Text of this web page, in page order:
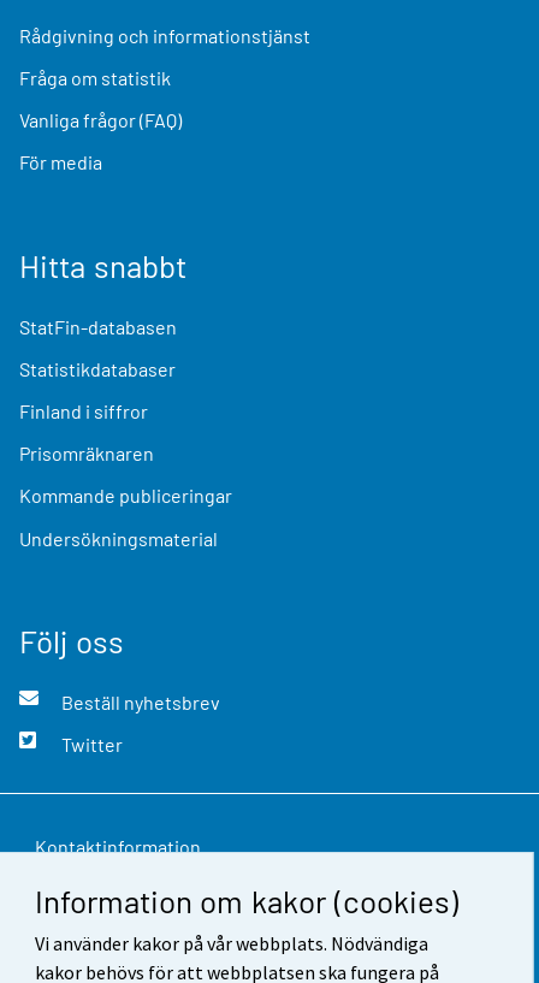
Information om kakor (cookies)
Vi använder kakor på vår webbplats. Nödvändiga
kakor behövs för att webbplatsen ska fungera på
Rådgivning och informationstjänst
Fråga om statistik
Vanliga frågor (FAQ)
För media
Hitta snabbt
StatFin-databasen
Statistikdatabaser
Finland i siffror
Prisomräknaren
Kommande publiceringar
Undersökningsmaterial
Följ oss
Beställ nyhetsbrev
Twitter
Kontaktinformation
Respons
Användarvillkor